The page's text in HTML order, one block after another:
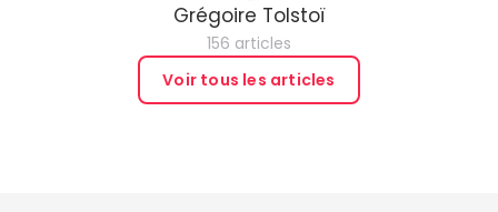
Grégoire Tolstoï
156 articles
Voir tous les articles